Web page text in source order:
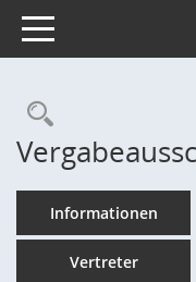
Toggle navigation
Informationen
Vertreter